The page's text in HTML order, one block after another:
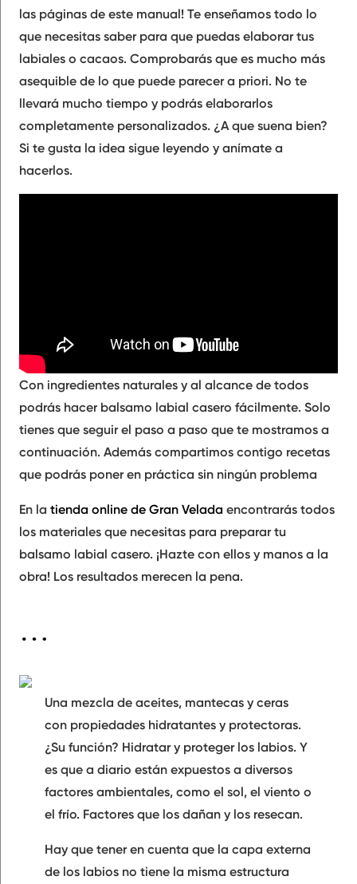
las páginas de este manual! Te enseñamos todo lo
que necesitas saber para que puedas elaborar tus
labiales o cacaos. Comprobarás que es mucho más
asequible de lo que puede parecer a priori. No te
llevará mucho tiempo y podrás elaborarlos
completamente personalizados. ¿A que suena bien?
Si te gusta la idea sigue leyendo y anímate a
hacerlos.
Con ingredientes naturales y al alcance de todos
podrás hacer balsamo labial casero fácilmente. Solo
tienes que seguir el paso a paso que te mostramos a
continuación. Además compartimos contigo recetas
que podrás poner en práctica sin ningún problema
En la tienda online de Gran Velada encontrarás todos
los materiales que necesitas para preparar tu
balsamo labial casero. ¡Hazte con ellos y manos a la
obra! Los resultados merecen la pena.
Los bálsamos labiales son…
Una mezcla de aceites, mantecas y ceras
con propiedades hidratantes y protectoras.
¿Su función? Hidratar y proteger los labios. Y
es que a diario están expuestos a diversos
factores ambientales, como el sol, el viento o
el frío. Factores que los dañan y los resecan.
Hay que tener en cuenta que la capa externa
de los labios no tiene la misma estructura